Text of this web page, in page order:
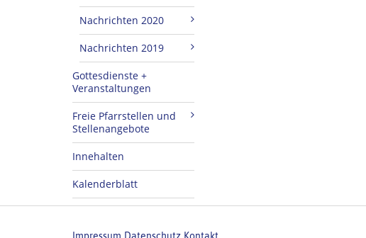
Nachrichten 2020
Nachrichten 2019
Gottesdienste +
Veranstaltungen
Freie Pfarrstellen und
Stellenangebote
Innehalten
Kalenderblatt
Impressum Datenschutz Kontakt